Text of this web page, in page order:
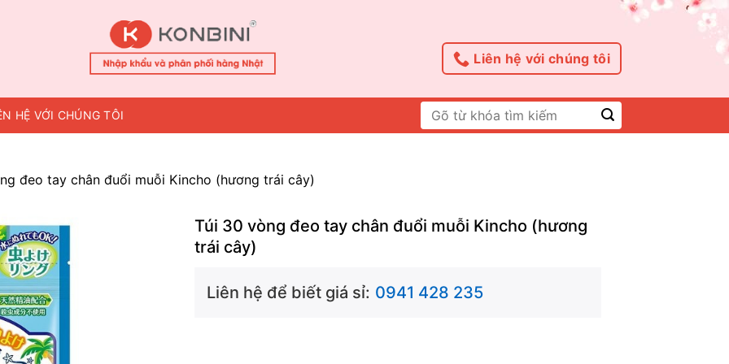
Liên hệ với chúng tôi
HỆ VỚI CHÚNG TÔI
Tìm
kiếm:
đeo tay chân đuổi muỗi Kincho (hương trái cây)
Túi 30 vòng đeo tay chân đuổi muỗi Kincho (hương
trái cây)
Liên hệ để biết giá sỉ: 0941 428 235